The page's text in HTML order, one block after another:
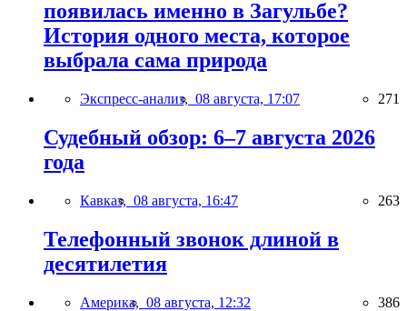
появилась именно в Загульбе?
История одного места, которое
выбрала сама природа
Экспресс-анализ, 08 августа, 17:07 271
Судебный обзор: 6–7 августа 2026
года
Кавказ, 08 августа, 16:47 263
Телефонный звонок длиной в
десятилетия
Америка, 08 августа, 12:32 386